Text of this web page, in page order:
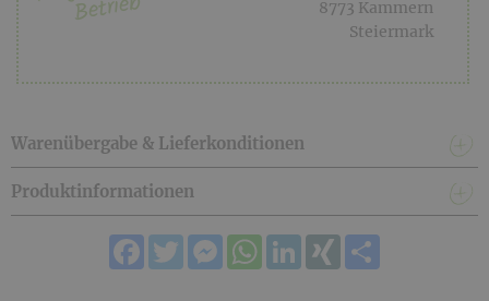
8773 Kammern
Steiermark
Warenübergabe & Lieferkonditionen
Produktinformationen
FacebookTwitterMessengerWhatsAppLinkedIn
XING